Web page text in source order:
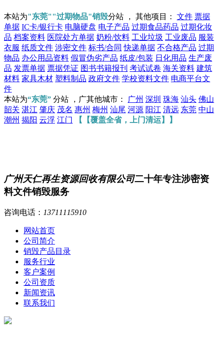
本站为"东莞""过期物品"销毁分站 ， 其他项目： 文件 票据
单据 IC卡/银行卡 电脑硬盘 电子产品 过期食品药品 过期化妆
品 档案资料 医院处方单据 奶粉/饮料 工业垃圾 工业废品 服装
衣服 纸质文件 涉密文件 标书/合同 快递单据 不合格产品 过期
物品 办公用品资料 假冒伪劣产品 纸皮/包装 日化用品 生产废
品 发票单据 票据凭证 图书书籍报刊 考试试卷 海关资料 建筑
材料 家具木材 塑料制品 政府文件 学校资料文件 电商平台文
件
本站为“东莞” 分站 ，广其他城市： 广州 深圳 珠海 汕头 佛山
韶关 湛江 肇庆 茂名 惠州 梅州 汕尾 河源 阳江 清远 东莞 中山
潮州 揭阳 云浮 江门 【【覆盖全省，上门清运】】
广州天仁再生资源回收有限公司二十年专注涉密资
料文件销毁服务
咨询电话： 13711115910
网站首页
公司简介
销毁产品目录
服务行业
客户案例
公司资质
新闻资讯
联系我们